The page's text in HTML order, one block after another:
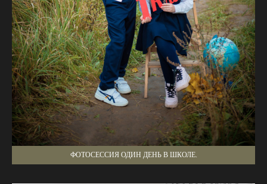
ФОТОСЕССИЯ ОДИН ДЕНЬ В ШКОЛЕ.